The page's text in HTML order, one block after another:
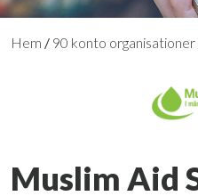
Hem / 90 konto organisationer
Muslim Aid